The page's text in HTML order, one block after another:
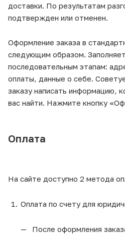
доставки. По результатам
подтвержден или отменен.
Оформление заказа в
следующим образом.
последовательным этапам:
оплаты, данные о себе.
заказу написать информацию,
вас найти. Нажмите кнопку
Оплата
На сайте доступно 2 метода
Оплата по счету для
После оформления